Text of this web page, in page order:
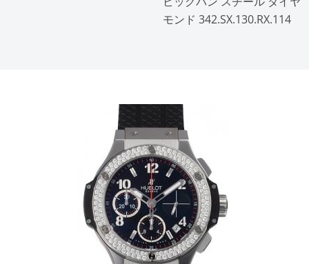
モンド 342.SX.130.RX.114